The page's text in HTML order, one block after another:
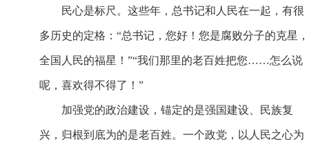
民心是标尺。这些年，总书记和人民在一起，有很
多历史的定格：“总书记，您好！您是腐败分子的克星，
全国人民的福星！”“我们那里的老百姓把您……怎么说
呢，喜欢得不得了！”
加强党的政治建设，锚定的是强国建设、民族复
兴，归根到底为的是老百姓。一个政党，以人民之心为